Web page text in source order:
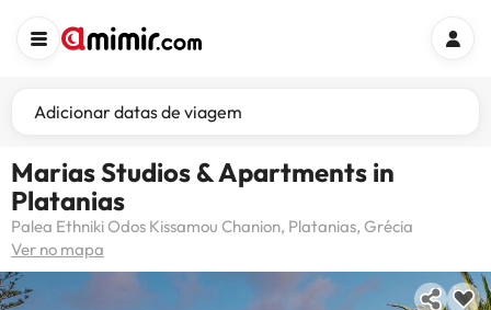
Adicionar datas de viagem
Marias Studios & Apartments in
Platanias
Palea Ethniki Odos Kissamou Chanion, Platanias, Grécia
Ver no mapa